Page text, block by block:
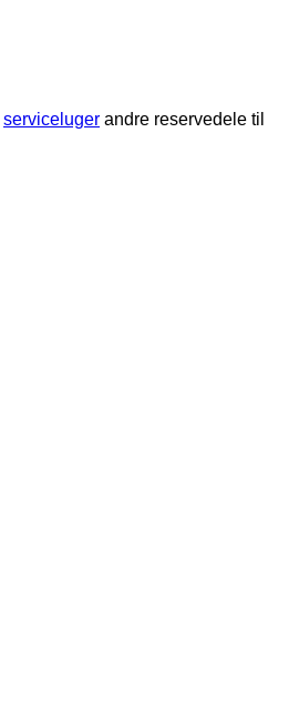
serviceluger andre reservedele til